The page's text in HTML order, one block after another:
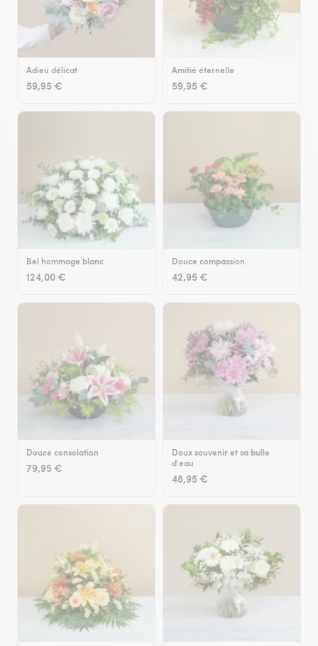
Adieu délicat
59,95 €
Amitié éternelle
59,95 €
Bel hommage blanc
124,00 €
Douce compassion
42,95 €
Douce consolation
79,95 €
Doux souvenir et sa bulle
d'eau
48,95 €